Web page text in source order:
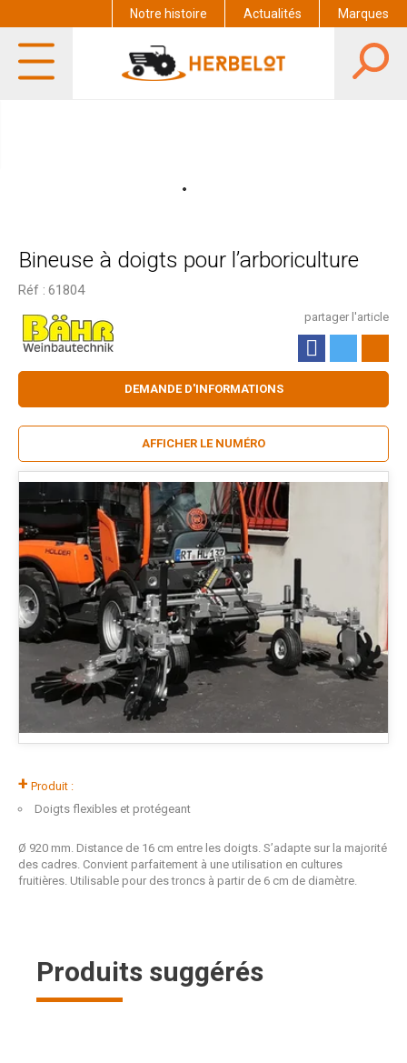
Notre histoire Actualités Marques
Bineuse à doigts pour l’arboriculture
Réf : 61804
+ Produit :
Doigts flexibles et protégeant
partager l'article
Ø 920 mm. Distance de 16 cm entre les doigts. S’adapte sur la majorité
des cadres. Convient parfaitement à une utilisation en cultures
fruitières. Utilisable pour des troncs à partir de 6 cm de diamètre.
DEMANDE D'INFORMATIONS
AFFICHER LE NUMÉRO
Produits suggérés